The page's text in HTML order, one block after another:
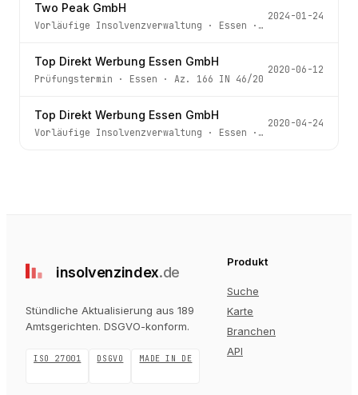
Two Peak GmbH
Vorläufige Insolvenzverwaltung · Essen · Az.
2024-01-24
Top Direkt Werbung Essen GmbH
Prüfungstermin · Essen · Az. 166 IN 46/20
2020-06-12
Top Direkt Werbung Essen GmbH
Vorläufige Insolvenzverwaltung · Essen · Az.
2020-04-24
insolvenzindex.de
Stündliche Aktualisierung aus 189
Amtsgerichten. DSGVO-konform.
ISO 27001 DSGVO MADE IN DE
Produkt
Suche
Karte
Branchen
API